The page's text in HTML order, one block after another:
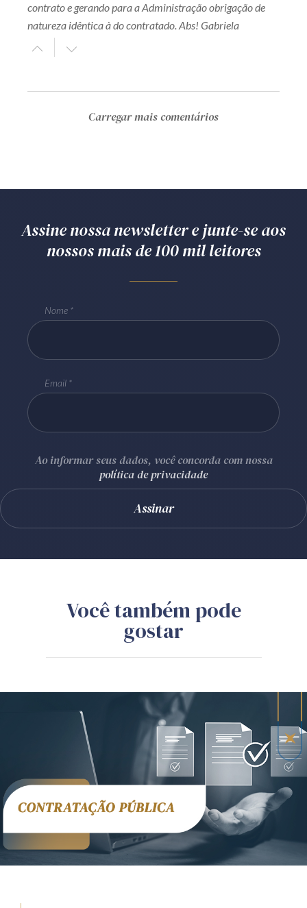
contrato e gerando para a Administração obrigação de
natureza idêntica à do contratado. Abs! Gabriela
Carregar mais comentários
Assine nossa newsletter e junte-se aos
nossos mais de 100 mil leitores
Nome
Email
Ao informar seus dados, você concorda com nossa
política de privacidade
Você também pode
gostar